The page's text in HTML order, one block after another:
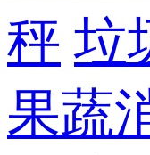
秤 垃
果蔬